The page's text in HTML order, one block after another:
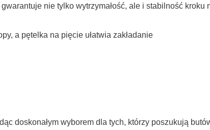
nie tylko wytrzymałość, ale i stabilność kroku
a pętelka na pięcie ułatwia zakładanie
doskonałym wyborem dla tych, którzy poszukują